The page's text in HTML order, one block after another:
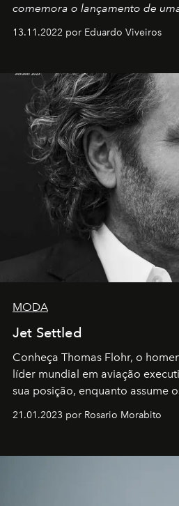
comemora o lançamento de
13.11.2022 por Eduardo Viveiros
MODA
Jet Settled
Conheça Thomas Flohr, o
líder mundial em aviação
sua posição, enquanto assume
21.01.2023 por Rosario Morabito